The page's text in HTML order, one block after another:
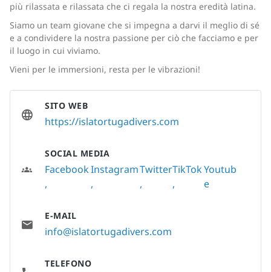
più rilassata e rilassata che ci regala la nostra eredità latina.
Siamo un team giovane che si impegna a darvi il meglio di sé
e a condividere la nostra passione per ciò che facciamo e per
il luogo in cui viviamo.
Vieni per le immersioni, resta per le vibrazioni!
SITO WEB
https://islatortugadivers.com
SOCIAL MEDIA
FacebookInstagramTwitterTikTokYoutub
e
E-MAIL
info@islatortugadivers.com
TELEFONO